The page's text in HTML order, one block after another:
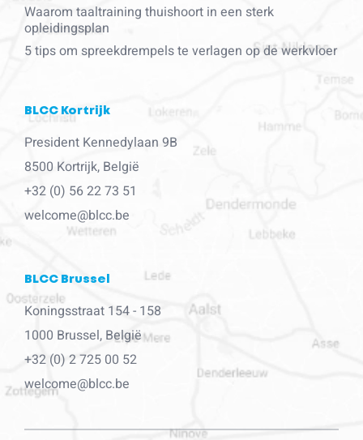
Waarom taaltraining thuishoort in een sterk
opleidingsplan
5 tips om spreekdrempels te verlagen op de werkvloer
BLCC Kortrijk
President Kennedylaan 9B
8500 Kortrijk, België
+32 (0) 56 22 73 51
welcome@blcc.be
BLCC Brussel
Koningsstraat 154 - 158
1000 Brussel, België
+32 (0) 2 725 00 52
welcome@blcc.be